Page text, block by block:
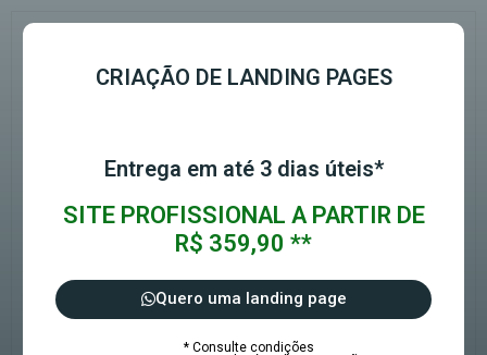
CRIAÇÃO DE LANDING PAGES
Entrega em até 3 dias úteis*
SITE PROFISSIONAL A PARTIR DE
R$ 359,90 **
Quero uma landing page
* Consulte condições